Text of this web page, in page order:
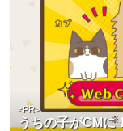
うちの子がCMに
<PR>